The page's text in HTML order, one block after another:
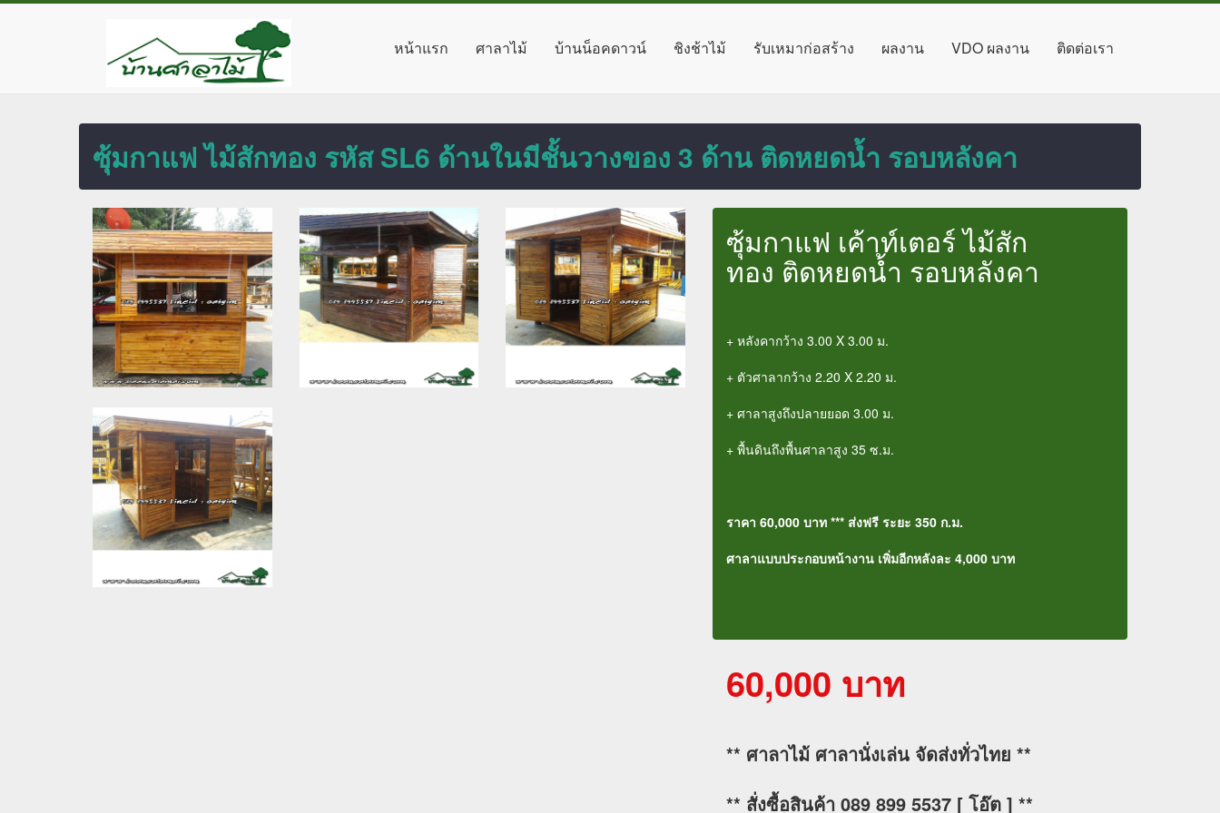
หน้าแรก ศาลาไม้ บ้านน็อคดาวน์ ชิงช้าไม้ รับเหมาก่อสร้าง ผลงาน VDO ผลงาน ติดต่อเรา
ซุ้มกาแฟ ไม้สักทอง รหัส SL6 ด้านในมีชั้นวางของ 3 ด้าน ติดหยดน้ำ รอบหลังคา
ซุ้มกาแฟ เค้าท์เตอร์ ไม้สัก
ทอง ติดหยดน้ำ รอบหลังคา
+ หลังคากว้าง 3.00 X 3.00 ม.
+ ตัวศาลากว้าง 2.20 X 2.20 ม.
+ ศาลาสูงถึงปลายยอด 3.00 ม.
+ พื้นดินถึงพื้นศาลาสูง 35 ซ.ม.
ราคา 60,000 บาท *** ส่งฟรี ระยะ 350 ก.ม.
ศาลาแบบประกอบหน้างาน เพิ่มอีกหลังละ 4,000 บาท
60,000 บาท
** ศาลาไม้ ศาลานั่งเล่น จัดส่งทั่วไทย **
** สั่งซื้อสินค้า 089 899 5537 [ โอ๊ต ] **